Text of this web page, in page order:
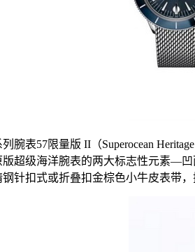
腕表57限量版 II（Superocean
超级海洋腕表的两大标志性元素—
针扣式或折叠扣金棕色小牛皮表带